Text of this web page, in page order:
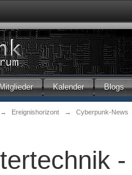
Kalender Blogs
→ Ereignishorizont → Cyberpunk-News